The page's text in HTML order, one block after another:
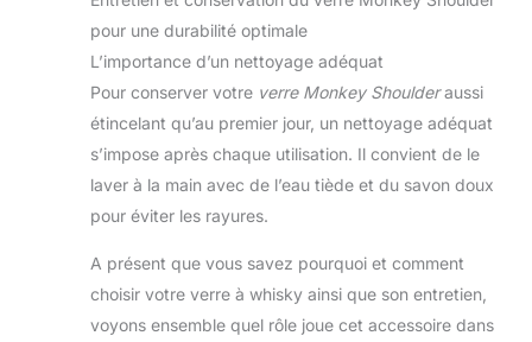
pour une durabilité optimale
L’importance d’un nettoyage adéquat
Pour conserver votre verre Monkey Shoulderaussi
étincelant qu’au premier jour, un nettoyage adéquat
s’impose après chaque utilisation. Il convient de le
laver à la main avec de l’eau tiède et du savon doux
pour éviter les rayures.
A présent que vous savez pourquoi et comment
choisir votre verre à whisky ainsi que son entretien,
voyons ensemble quel rôle joue cet accessoire dans